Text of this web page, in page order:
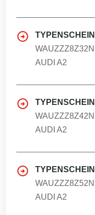
AUDI A2
AUDI A2
AUDI A2